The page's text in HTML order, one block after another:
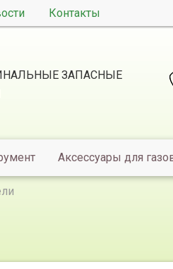
Контакты
ЗАПАСНЫЕ
Аксессуары для